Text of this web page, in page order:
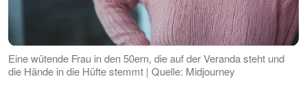
Eine wütende Frau in den 50ern, die auf der Veranda steht und
die Hände in die Hüfte stemmt | Quelle: Midjourney